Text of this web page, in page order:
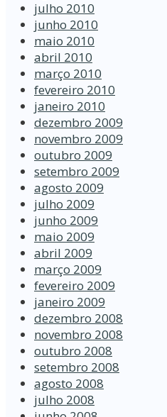
julho 2010
junho 2010
maio 2010
abril 2010
março 2010
fevereiro 2010
janeiro 2010
dezembro 2009
novembro 2009
outubro 2009
setembro 2009
agosto 2009
julho 2009
junho 2009
maio 2009
abril 2009
março 2009
fevereiro 2009
janeiro 2009
dezembro 2008
novembro 2008
outubro 2008
setembro 2008
agosto 2008
julho 2008